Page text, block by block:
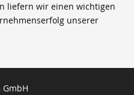
liefern wir einen wichtigen
unserer